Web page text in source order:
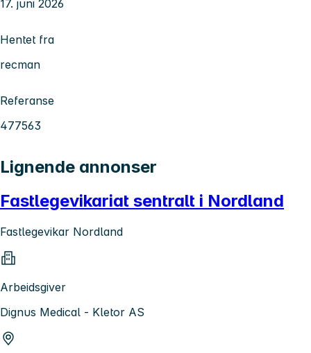
17. juni 2026
Hentet fra
recman
Referanse
477563
Lignende annonser
Fastlegevikariat sentralt i Nordland
Fastlegevikar Nordland
Arbeidsgiver
Dignus Medical - Kletor AS